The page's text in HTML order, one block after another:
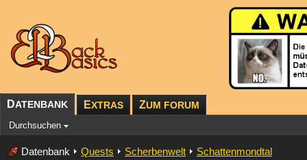
DATENBANK EXTRAS ZUM FORUM
Durchsuchen
Datenbank Quests Scherbenwelt Schattenmondtal